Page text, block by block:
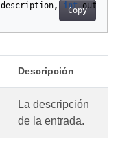
Copy
description, int
Descripción
La descripción
de la entrada.